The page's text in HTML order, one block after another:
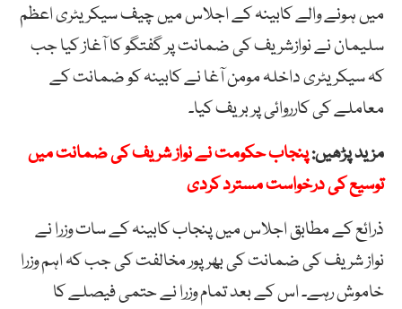
میں ہونے والے کابینہ کے اجلاس میں چیف سیکریٹری اعظم
سلیمان نے نوازشریف کی ضمانت پر گفتگو کا آغاز کیا جب
کہ سیکریٹری داخلہ مومن آغا نے کابینہ کو ضمانت کے
معاملے کی کارروائی پر بریف کیا۔
مزید پڑھیں:پنجاب حکومت نے نواز شریف کی ضمانت میں
توسیع کی درخواست مسترد کردی
ذرائع کے مطابق اجلاس میں پنجاب کابینہ کے سات وزرا نے
نواز شریف کی ضمانت کی بھرپور مخالفت کی جب کہ اہم وزرا
خاموش رہے۔ اس کے بعد تمام وزرا نے حتمی فیصلے کا